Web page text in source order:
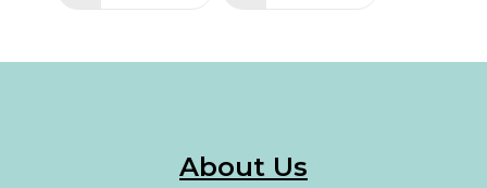
About Us